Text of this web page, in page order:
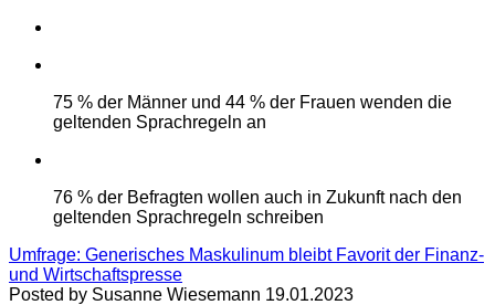
75 % der Männer und 44 % der Frauen wenden die
geltenden Sprachregeln an
76 % der Befragten wollen auch in Zukunft nach den
geltenden Sprachregeln schreiben
Umfrage: Generisches Maskulinum bleibt Favorit der Finanz-
und Wirtschaftspresse
Posted by Susanne Wiesemann 19.01.2023